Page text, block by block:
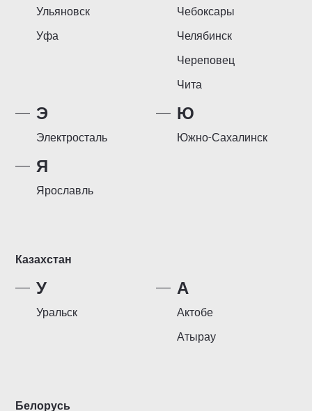
Ульяновск
Уфа
Чебоксары
Челябинск
Череповец
Чита
Э
Электросталь
Ю
Южно-Сахалинск
Я
Ярославль
Казахстан
У
Уральск
А
Актобе
Атырау
Белорусь